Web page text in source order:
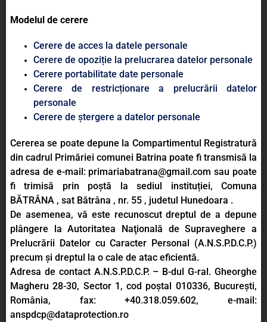
Modelul de cerere
Cerere de acces la datele personale
Cerere de opoziție la prelucrarea datelor personale
Cerere portabilitate date personale
Cerere de restricționare a prelucrării datelor
personale
Cerere de ștergere a datelor personale
Cererea se poate depune la Compartimentul Registratură
din cadrul Primăriei comunei Batrina poate fi transmisă la
adresa de e-mail: primariabatrana@gmail.com sau poate
fi trimisă prin poștă la sediul instituției, Comuna
BĂTRÂNA , sat Bătrâna , nr. 55 , judetul Hunedoara .
De asemenea, vă este recunoscut dreptul de a depune
plângere la Autoritatea Naţională de Supraveghere a
Prelucrării Datelor cu Caracter Personal (A.N.S.P.D.C.P.)
precum și dreptul la o cale de atac eficientă.
Adresa de contact A.N.S.P.D.C.P. – B-dul G-ral. Gheorghe
Magheru 28-30, Sector 1, cod poștal 010336, București,
România, fax: +40.318.059.602, e-mail:
anspdcp@dataprotection.ro